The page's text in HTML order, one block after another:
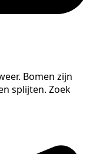
Bomen zijn
splijten. Zoek